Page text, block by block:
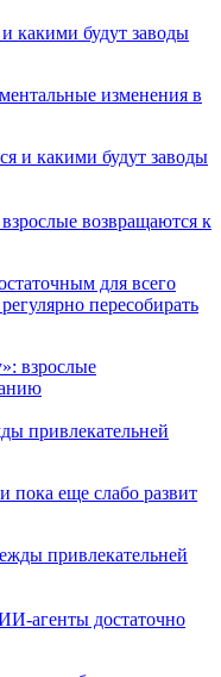
какими будут заводы
изменения в
возвращаются к
для всего
пересобирать
привлекательней
еще слабо развит
агенты достаточно